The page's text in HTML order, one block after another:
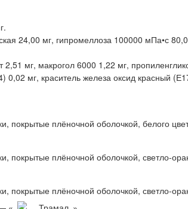
24,00 мг, гипромеллоза 100000 мПа•с
мг, макрогол 6000 1,22 мг,
мг, краситель железа оксид красный
покрытые плёночной оболочкой, белого
покрытые плёночной оболочкой, светло-
покрытые плёночной оболочкой, светло-